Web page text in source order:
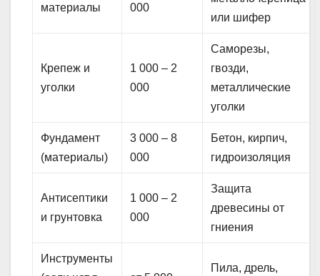
материалы 000
или шифер
Крепеж и
уголки
1 000 – 2
000
Саморезы,
гвозди,
металлические
уголки
Фундамент
(материалы)
3 000 – 8
000
Бетон, кирпич,
гидроизоляция
Антисептики
и грунтовка
1 000 – 2
000
Защита
древесины от
гниения
Инструменты
Пила, дрель,